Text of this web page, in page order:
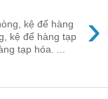
›
kệ để hàng
kệ để hàng tạp
tạp hóa. ...